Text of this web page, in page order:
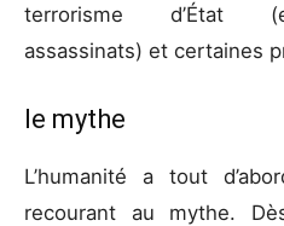
terrorisme d’État
assassinats) et certaines
le mythe
L’humanité a tout
recourant au mythe.